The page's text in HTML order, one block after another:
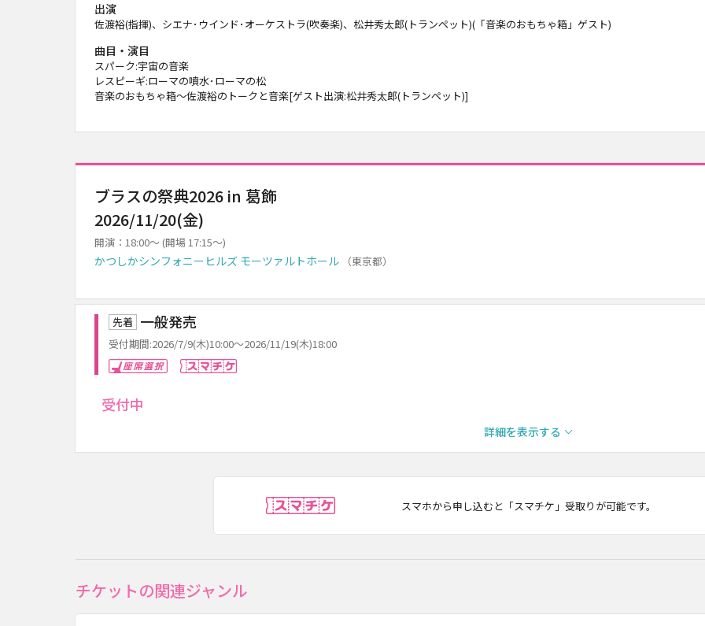
出演
佐渡裕(指揮)、シエナ･ウインド･オーケストラ(吹奏楽)、松井秀太郎(トランペット)(「音楽のおもちゃ箱」ゲスト)
曲目・演目
スパーク:宇宙の音楽
レスピーギ:ローマの噴水･ローマの松
音楽のおもちゃ箱～佐渡裕のトークと音楽[ゲスト出演:松井秀太郎(トランペット)]
ブラスの祭典2026 in 葛飾
2026/11/20(金)
開演：18:00～ (開場 17:15～)
かつしかシンフォニーヒルズ モーツァルトホール （東京都）
先着 一般発売
受付期間:2026/7/9(木)10:00～2026/11/19(木)18:00
座席選択
受付中
詳細を表示する
スマホから申し込むと「スマチケ」受取りが可能です。
チケットの関連ジャンル